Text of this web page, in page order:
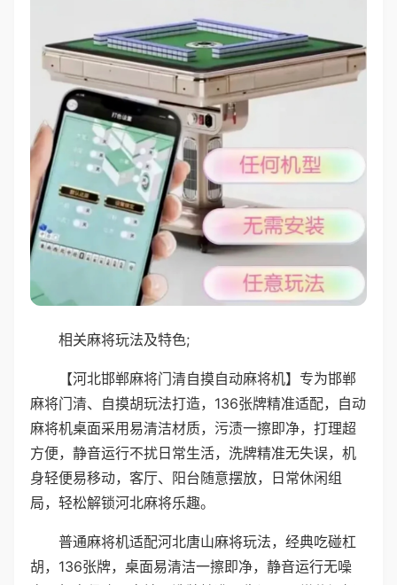
相关麻将玩法及特色;
【河北邯郸麻将门清自摸自动麻将机】专为邯郸
麻将门清、自摸胡玩法打造，136张牌精准适配，自动
麻将机桌面采用易清洁材质，污渍一擦即净，打理超
方便，静音运行不扰日常生活，洗牌精准无失误，机
身轻便易移动，客厅、阳台随意摆放，日常休闲组
局，轻松解锁河北麻将乐趣。
普通麻将机适配河北唐山麻将玩法，经典吃碰杠
胡，136张牌，桌面易清洁一擦即净，静音运行无噪